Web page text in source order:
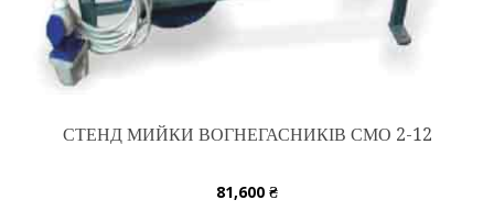
СТЕНД МИЙКИ ВОГНЕГАСНИКІВ СМО 2-12
81,600 ₴